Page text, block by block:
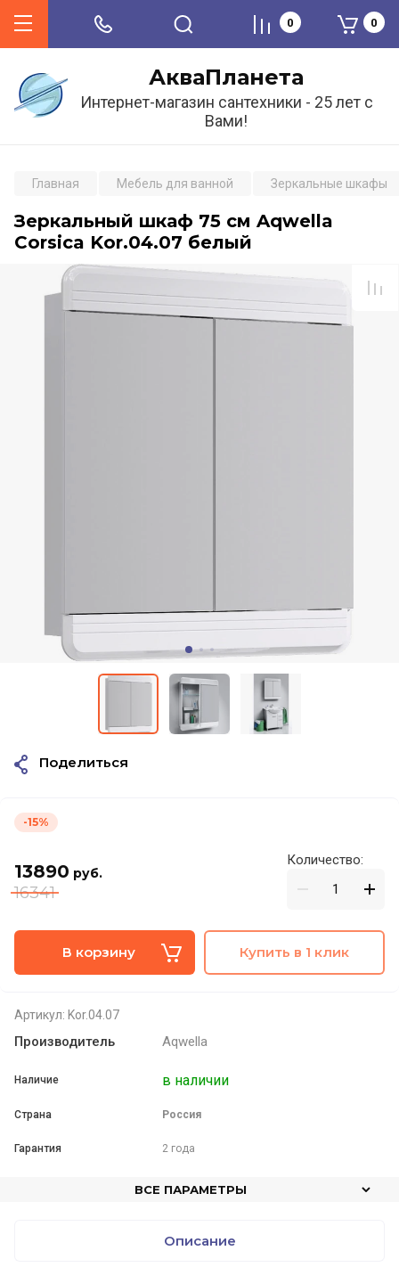
АкваПланета
Интернет-магазин сантехники - 25 лет с
Вами!
0 0
Главная Мебель для ванной Зеркальные шкафы
Зеркальный шкаф 75 см Aqwella
Corsica Kor.04.07 белый
-15%
13890 руб.
16341
Количество:
В корзину Купить в 1 клик
Артикул: Kor.04.07
Производитель Aqwella
Наличие в наличии
Страна Россия
Гарантия 2 года
ВСЕ ПАРАМЕТРЫ
Поделиться
Описание